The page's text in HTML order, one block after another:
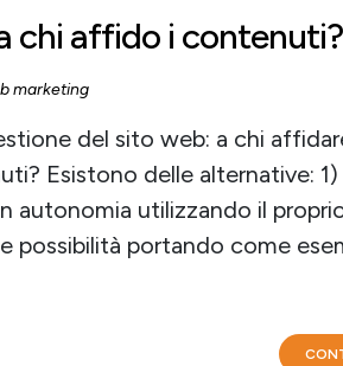
chi affido i contenuti?
marketing
del sito web: a chi
Esistono delle alternative:
autonomia utilizzando il
possibilità portando come